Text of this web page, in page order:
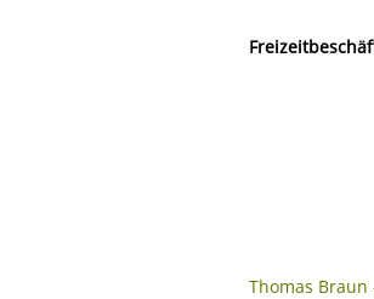
Thomas Braun